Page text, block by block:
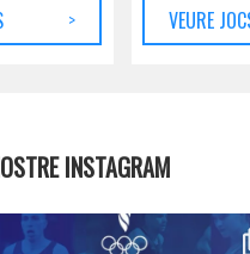
>
VEURE
INSTAGRAM